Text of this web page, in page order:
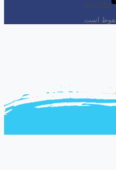
YouTube